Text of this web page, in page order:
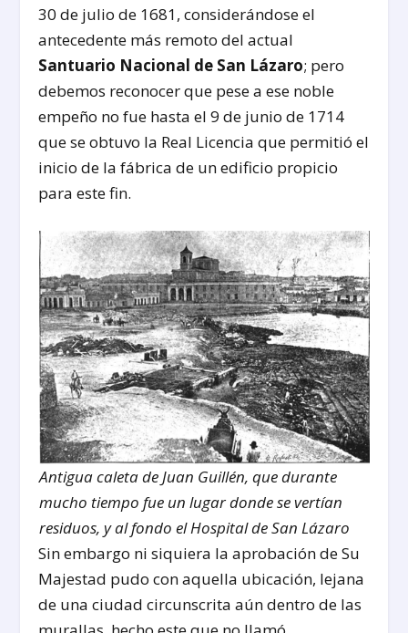
30 de julio de 1681, considerándose el
antecedente más remoto del actual
Santuario Nacional de San Lázaro; pero
debemos reconocer que pese a ese noble
empeño no fue hasta el 9 de junio de 1714
que se obtuvo la Real Licencia que permitió el
inicio de la fábrica de un edificio propicio
para este fin.
Antigua caleta de Juan Guillén, que durante
mucho tiempo fue un lugar donde se vertían
residuos, y al fondo el Hospital de San Lázaro
Sin embargo ni siquiera la aprobación de Su
Majestad pudo con aquella ubicación, lejana
de una ciudad circunscrita aún dentro de las